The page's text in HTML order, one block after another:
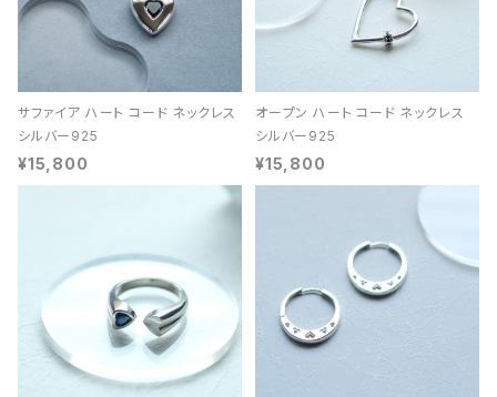
サファイア ハート コード ネックレス
シルバー925
¥15,800
オープン ハート コード ネックレス
シルバー925
¥15,800